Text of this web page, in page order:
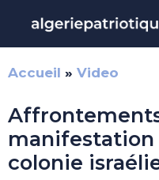
contenu
Accueil » Video
colonie